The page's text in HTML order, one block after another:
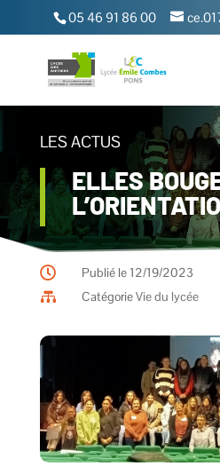
05 46 91 86 00
LES ACTUS
ELLES

Publié le 12/19/2023

CatégorieVie du lycée